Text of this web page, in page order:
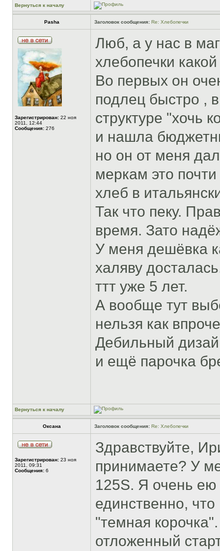
Вернуться к началу
Pasha Заголовок сообщения: Re: Хлебопечки
Зарегистрирован: 22 ноя
2011, 12:44
Сообщения: 276
Люб, а у нас в
хлебопечки
Во первых он
подлец быстро ,
структуре "хочь
и нашла
но он от меня
меркам это
хлеб в
Так что пеку.
время. Зато
У меня дешёвка
халяву
ттт уже 5 лет.
А вообще тут
нельзя как
Дебильный
и ещё парочка
Вернуться к началу
Оксана Заголовок сообщения: Re: Хлебопечки
Зарегистрирован: 23 ноя
2011, 09:31
Сообщения: 6
Здравствуйте,
принимаете? У
125S. Я очень ею
единственно, что
"темная
отложенный